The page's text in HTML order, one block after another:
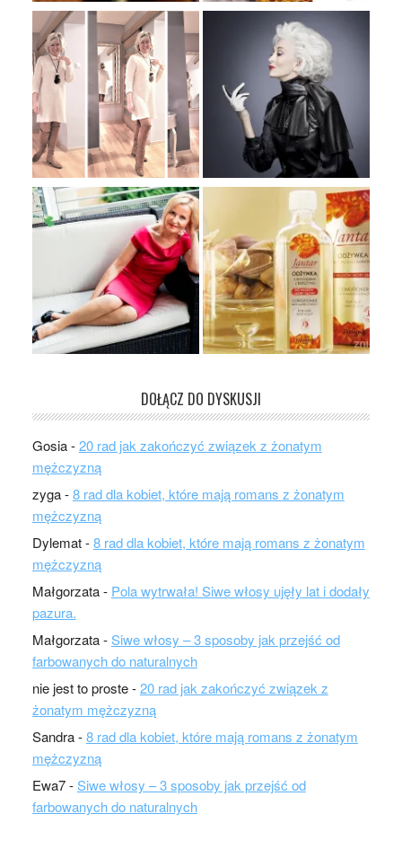
DOŁĄCZ DO DYSKUSJI
Gosia-20 rad jak zakończyć związek z żonatym
mężczyzną
zyga-8 rad dla kobiet, które mają romans z żonatym
mężczyzną
Dylemat-8 rad dla kobiet, które mają romans z żonatym
mężczyzną
Małgorzata- Pola wytrwała! Siwe włosy ujęły lat i dodały
pazura.
Małgorzata-Siwe włosy – 3 sposoby jak przejść od
farbowanych do naturalnych
nie jest to proste-20 rad jak zakończyć związek z
żonatym mężczyzną
Sandra-8 rad dla kobiet, które mają romans z żonatym
mężczyzną
Ewa7-Siwe włosy – 3 sposoby jak przejść od
farbowanych do naturalnych